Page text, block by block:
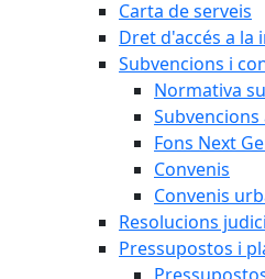
Carta de serveis
Dret d'accés a
Subvencions i
Normativa
Fons Next
Convenis
Convenis
Resolucions
Pressupostos i